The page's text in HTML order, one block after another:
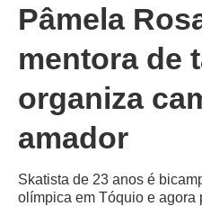
Pâmela
mentora de
organiza
amador
Skatista de 23 anos é
olímpica em Tóquio e agora